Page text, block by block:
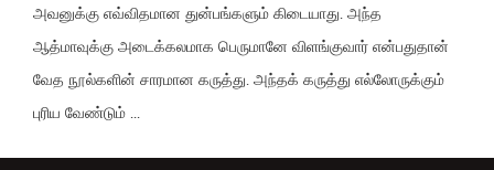
அவனுக்கு எவ்விதமான துன்பங்களும் கிடையாது. அந்த
ஆத்மாவுக்கு அடைக்கலமாக பெருமானே விளங்குவார் என்பதுதான்
வேத நூல்களின் சாரமான கருத்து. அந்தக் கருத்து எல்லோருக்கும்
புரிய வேண்டும் ...